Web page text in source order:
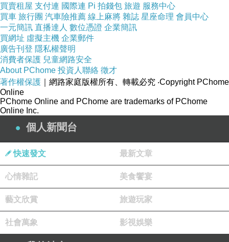
買賣租屋 支付連 國際連 Pi 拍錢包 旅遊 服務中心
買車 旅行團 汽車險推薦 線上麻將 雜誌 星座命理 會員中心
一元簡訊 直播達人 數位憑證 企業簡訊
買網址 虛擬主機 企業郵件
廣告刊登 隱私權聲明
消費者保護 兒童網路安全
About PChome 投資人聯絡 徵才
著作權保護 ｜網路家庭版權所有、轉載必究 ‧Copyright PChome
Online
PChome Online and PChome are trademarks of PChome
Online Inc.
個人新聞台
快速發文 最新文章
心情雜記 美食饗宴
藝文欣賞 旅遊玩家
社會萬象 影視娛樂